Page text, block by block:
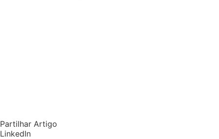
Partilhar Artigo
LinkedIn